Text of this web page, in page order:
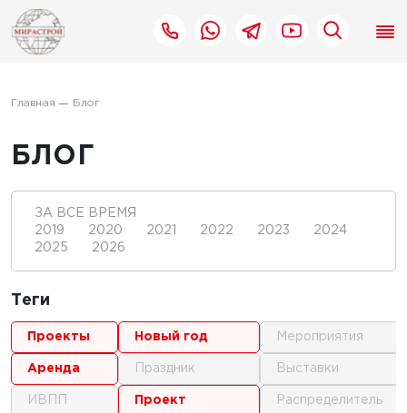
Главная Блог
БЛОГ
ЗА ВСЕ ВРЕМЯ
2019
2020 2021 2022 2023
2024
2025
2026
Теги
проекты
аренда
ИВПП
новый год
праздник
проект
мероприятия
выставки
распределитель